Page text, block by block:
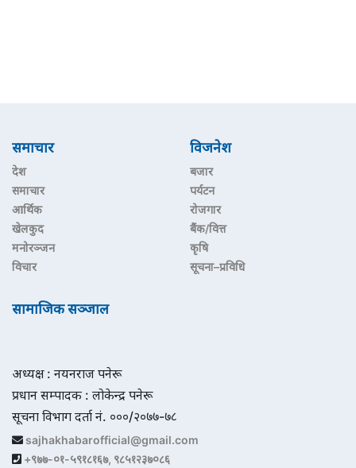
समाचार
देश
समाचार
आर्थिक
खेलकुद
मनोरञ्जन
विचार
विजनेश
बजार
पर्यटन
रोजगार
बैंक/वित्त
कृषि
सूचना–प्रविधि
सामाजिक सञ्जाल
अध्यक्ष : नयनराज पनेरू
प्रधान सम्पादक : लोकेन्द्र पनेरू
सूचना विभाग दर्ता नं. ०००/२०७७-७८
sajhakhabarofficial@gmail.com
+९७७-०१-५९१८१६७, ९८५१२३७०८६